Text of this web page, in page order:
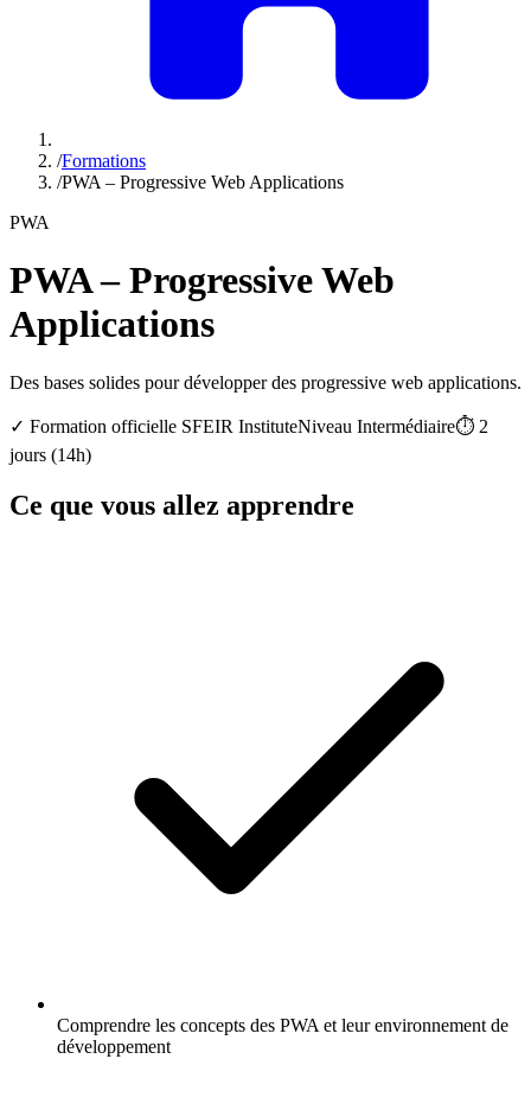
/Formations
/PWA – Progressive Web Applications
PWA
PWA – Progressive Web
Applications
Des bases solides pour développer des progressive web applications.
✓ Formation officielle SFEIR InstituteNiveau Intermédiaire⏱️ 2
jours (14h)
Ce que vous allez apprendre
Comprendre les concepts des PWA et leur environnement de
développement